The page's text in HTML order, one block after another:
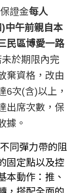
證金每人
中午前親自本
民區博愛一路
未於期限內完
棄資格，改由
6次(含)以上，
出席次數，保
據。
同彈力帶的阻
固定點以及控
本動作：推、